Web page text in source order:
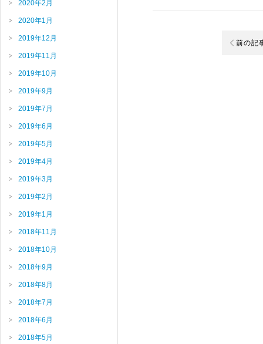
前の記
2020年2月
2020年1月
2019年12月
2019年11月
2019年10月
2019年9月
2019年7月
2019年6月
2019年5月
2019年4月
2019年3月
2019年2月
2019年1月
2018年11月
2018年10月
2018年9月
2018年8月
2018年7月
2018年6月
2018年5月